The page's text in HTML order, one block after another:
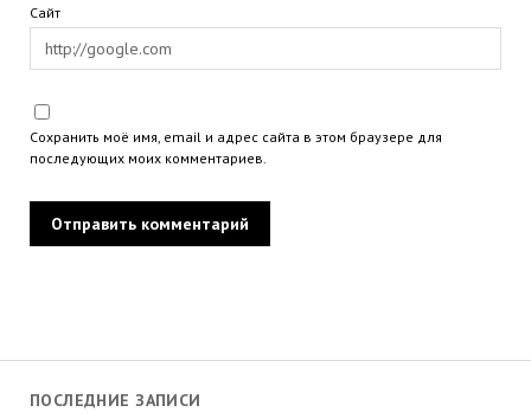
ПОСЛЕДНИЕ ЗАПИСИ
Сайт
Сохранить моё имя, email и адрес сайта в этом браузере для
последующих моих комментариев.